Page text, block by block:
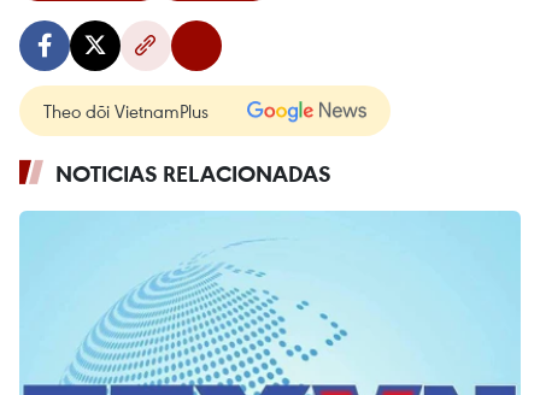
Theo dõi VietnamPlus
NOTICIAS RELACIONADAS